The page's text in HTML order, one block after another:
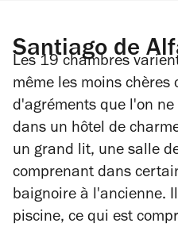
Santiago de
Les 19 chambres
même les moins chères
d'agréments que l'on
dans un hôtel de
un grand lit, une salle
comprenant dans
baignoire à l'ancienne.
piscine, ce qui est